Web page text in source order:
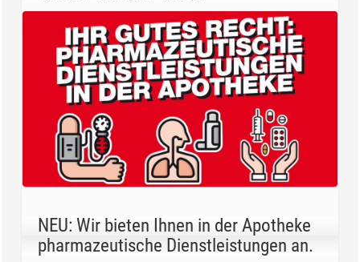
NEU: Wir bieten Ihnen in der Apotheke
pharmazeutische Dienstleistungen an.